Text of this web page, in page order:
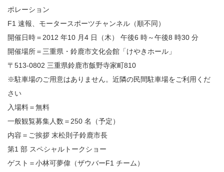
ポレーション
F1 速報、モータースポーツチャンネル（順不同）
開催日時＝2012 年10 月4 日（木） 午後6 時～午後8 時30 分
開催場所＝三重県・鈴鹿市文化会館「けやきホール」
〒513-0802 三重県鈴鹿市飯野寺家町810
※駐車場のご用意はありません。近隣の民間駐車場をご利用くだ
さい
入場料＝無料
一般観覧募集人数＝250 名（予定）
内容＝ご挨拶 末松則子鈴鹿市長
第1 部 スペシャルトークショー
ゲスト＝小林可夢偉（ザウバーF1 チーム）